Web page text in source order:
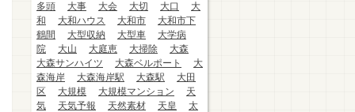
多頭
大事 大会 大切 大口
大
和
大和ハウス 大和市
大和市下
鶴間
大型収納 大型車
大学病
院
大山 大庭恵 大掃除
大森
大森サンハイツ
大森ベルポート
大
森海岸
大森海岸駅 大森駅
大田
区
大規模 大規模マンション
天
気
天気予報 天然素材 天皇
太